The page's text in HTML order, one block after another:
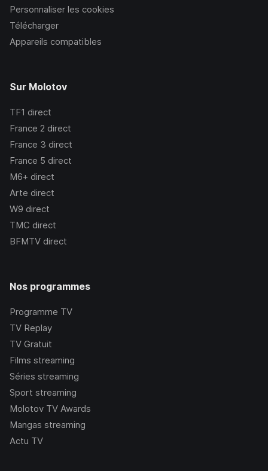
Personnaliser les cookies
Télécharger
Appareils compatibles
Sur Molotov
TF1 direct
France 2 direct
France 3 direct
France 5 direct
M6+ direct
Arte direct
W9 direct
TMC direct
BFMTV direct
Nos programmes
Programme TV
TV Replay
TV Gratuit
Films streaming
Séries streaming
Sport streaming
Molotov TV Awards
Mangas streaming
Actu TV